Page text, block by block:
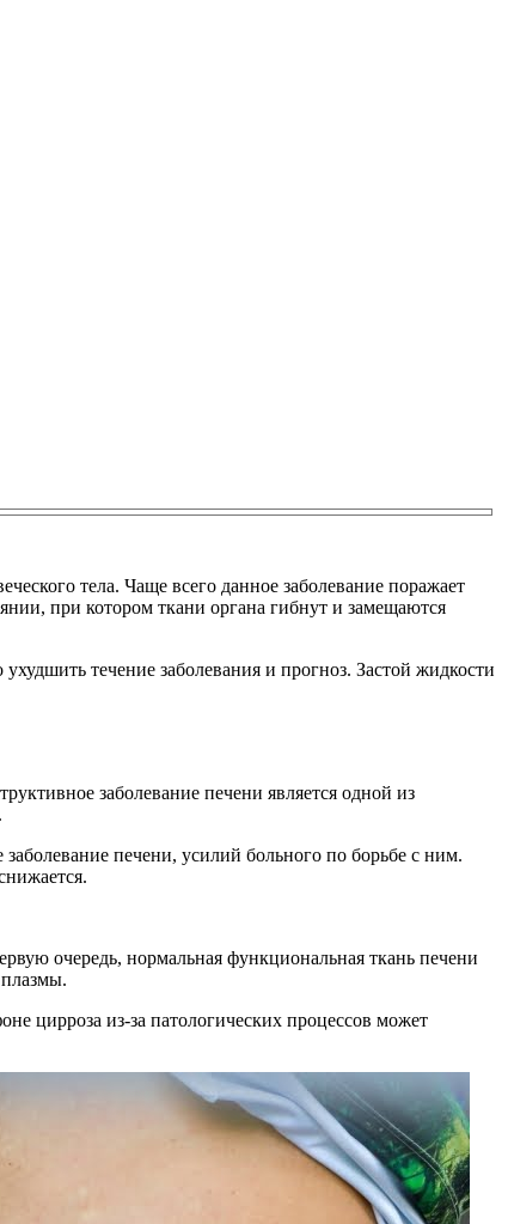
тела. Чаще всего данное заболевание поражает
при котором ткани органа гибнут и замещаются
течение заболевания и прогноз. Застой жидкости
заболевание печени является одной из
печени, усилий больного по борьбе с ним.
очередь, нормальная функциональная ткань печени
цирроза из-за патологических процессов может